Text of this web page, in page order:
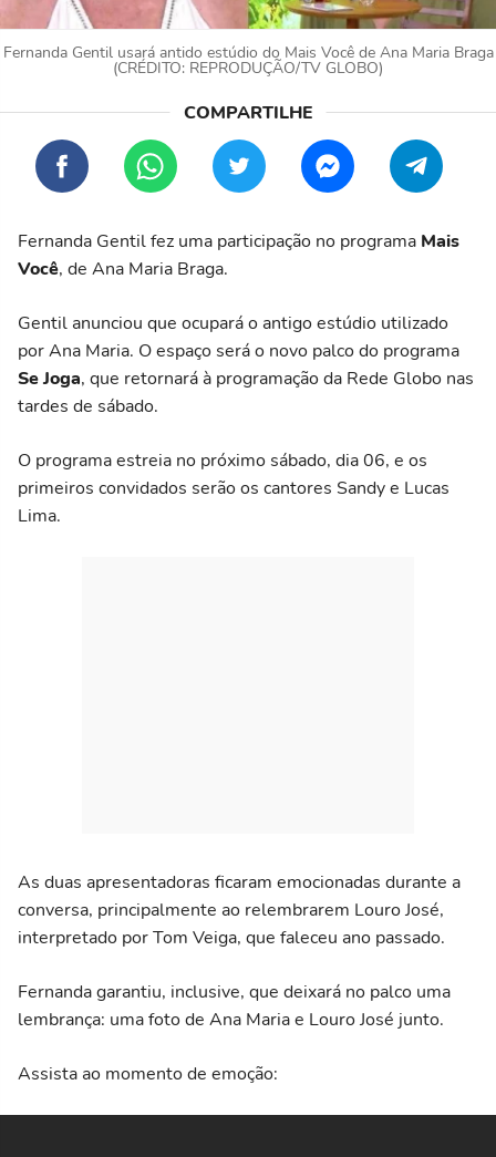
Fernanda Gentil usará antido estúdio do Mais Você de Ana Maria Braga
(CRÉDITO: REPRODUÇÃO/TV GLOBO)
Fernanda Gentil fez uma participação no programa Mais
Você, de Ana Maria Braga.
Gentil anunciou que ocupará o antigo estúdio utilizado
por Ana Maria. O espaço será o novo palco do programa
Se Joga, que retornará à programação da Rede Globo nas
tardes de sábado.
O programa estreia no próximo sábado, dia 06, e os
primeiros convidados serão os cantores Sandy e Lucas
Lima.
As duas apresentadoras ficaram emocionadas durante a
conversa, principalmente ao relembrarem Louro José,
interpretado por Tom Veiga, que faleceu ano passado.
Fernanda garantiu, inclusive, que deixará no palco uma
lembrança: uma foto de Ana Maria e Louro José junto.
Assista ao momento de emoção: